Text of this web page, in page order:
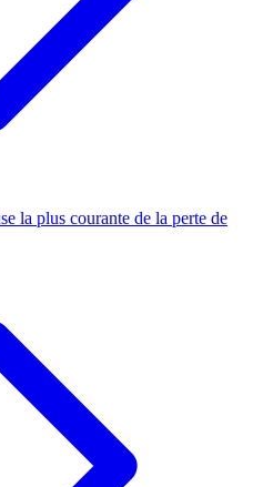
la plus courante de la perte de